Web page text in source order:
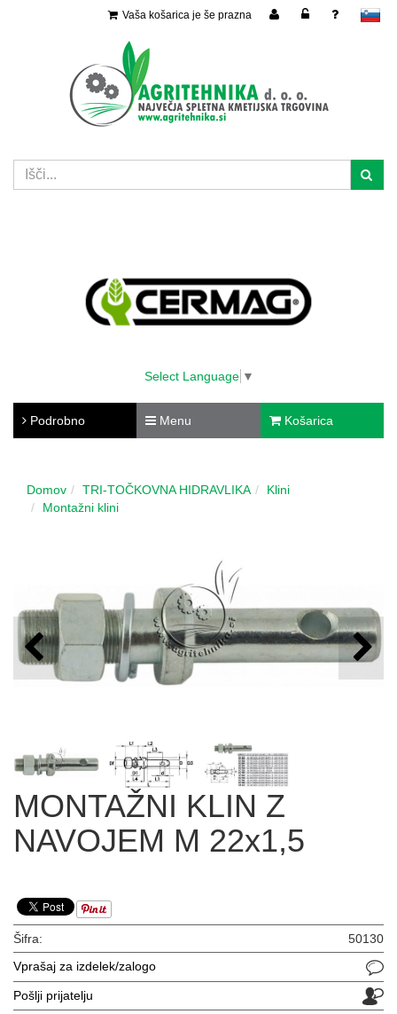
slovensko
Vaša košarica je še prazna
Select Language ▼
Podrobno Menu Košarica
Domov TRI-TOČKOVNA HIDRAVLIKA
Klini
Montažni klini
MONTAŽNI KLIN Z
NAVOJEM M 22x1,5
Šifra:
50130
Vprašaj za izdelek/zalogo
Pošlji prijatelju